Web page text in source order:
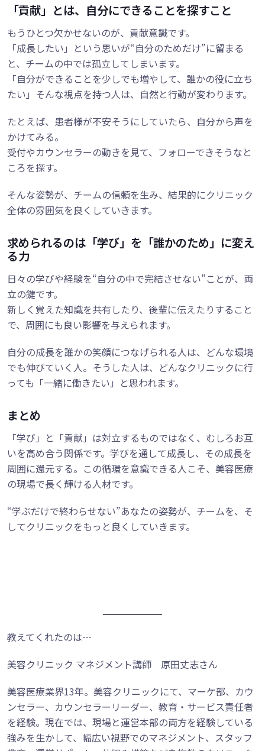
「貢献」とは、自分にできることを探すこと
もうひとつ欠かせないのが、貢献意識です。
「成長したい」という思いが“自分のためだけ”に留まる
と、チームの中では孤立してしまいます。
「自分ができることを少しでも増やして、誰かの役に立ち
たい」そんな視点を持つ人は、自然と行動が変わります。
たとえば、患者様が不安そうにしていたら、自分から声を
かけてみる。
受付やカウンセラーの動きを見て、フォローできそうなと
ころを探す。
そんな姿勢が、チームの信頼を生み、結果的にクリニック
全体の雰囲気を良くしていきます。
求められるのは「学び」を「誰かのため」に変え
る力
日々の学びや経験を“自分の中で完結させない”ことが、両
立の鍵です。
新しく覚えた知識を共有したり、後輩に伝えたりすること
で、周囲にも良い影響を与えられます。
自分の成長を誰かの笑顔につなげられる人は、どんな環境
でも伸びていく人。そうした人は、どんなクリニックに行
っても「一緒に働きたい」と思われます。
まとめ
「学び」と「貢献」は対立するものではなく、むしろお互
いを高め合う関係です。学びを通して成長し、その成長を
周囲に還元する。この循環を意識できる人こそ、美容医療
の現場で長く輝ける人材です。
“学ぶだけで終わらせない”あなたの姿勢が、チームを、そ
してクリニックをもっと良くしていきます。
教えてくれたのは…
美容クリニック マネジメント講師 原田丈志さん
美容医療業界13年。美容クリニックにて、マーケ部、カウ
ンセラー、カウンセラーリーダー、教育・サービス責任者
を経験。現在では、現場と運営本部の両方を経験している
強みを生かして、幅広い視野でのマネジメント、スタッフ